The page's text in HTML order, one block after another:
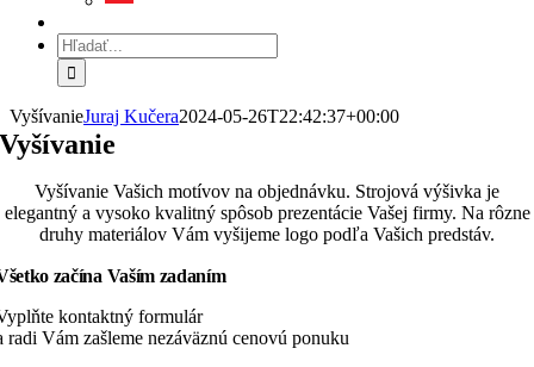
Hľadať:
VyšívanieJuraj Kučera2024-05-26T22:42:37+00:00
Vyšívanie
Vyšívanie Vašich motívov na objednávku. Strojová výšivka je
elegantný a vysoko kvalitný spôsob prezentácie Vašej firmy. Na rôzne
druhy materiálov Vám vyšijeme logo podľa Vašich predstáv.
začína Vaším zadaním
kontaktný formulár
radi Vám zašleme nezáväznú cenovú ponuku